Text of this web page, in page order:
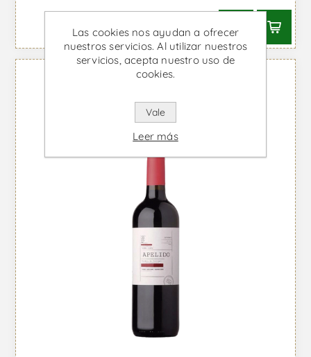
Las cookies nos ayudan a ofrecer
nuestros servicios. Al utilizar nuestros
servicios, acepta nuestro uso de
cookies.
Vale
Leer más